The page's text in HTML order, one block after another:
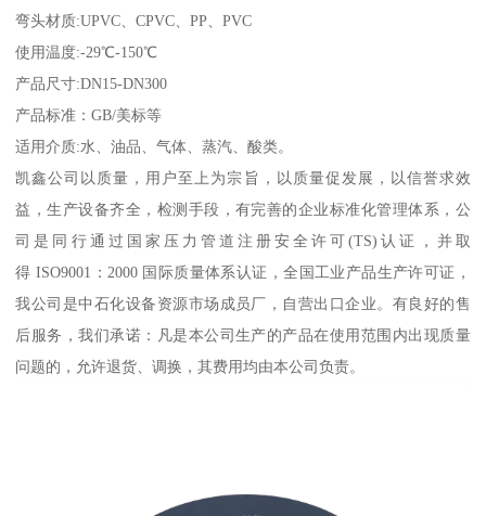
弯头材质:UPVC、CPVC、PP、PVC
使用温度:-29℃-150℃
产品尺寸:DN15-DN300
产品标准：GB/美标等
适用介质:水、油品、气体、蒸汽、酸类。
凯鑫公司以质量，用户至上为宗旨，以质量促发展，以信誉求效
益，生产设备齐全，检测手段，有完善的企业标准化管理体系，公
司是同行通过国家压力管道注册安全许可(TS)认证，并取
得 ISO9001：2000 国际质量体系认证，全国工业产品生产许可证，
我公司是中石化设备资源市场成员厂，自营出口企业。有良好的售
后服务，我们承诺：凡是本公司生产的产品在使用范围内出现质量
问题的，允许退货、调换，其费用均由本公司负责。